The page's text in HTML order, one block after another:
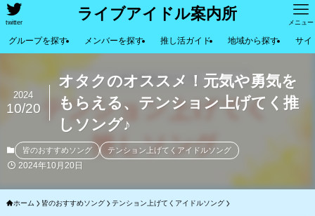
ライブアイドル案内所
twitter メニュー
グループを探す メンバーを探す 推し活ガイド 地域から探す サイ
オタクのオススメ！元気や勇気を
もらえる、テンション上げてく推
しソング♪
2024
10/20
皆のおすすめソング テンション上げてくアイドルソング
2024年10月20日
ホーム 皆のおすすめソング テンション上げてくアイドルソング